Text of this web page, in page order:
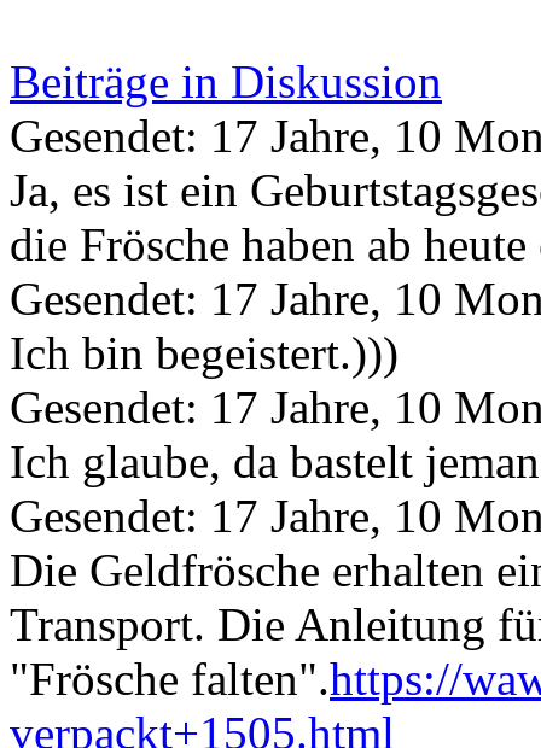
Beiträge in Diskussion
Gesendet: 17 Jahre, 10
Ja, es ist ein
die Frösche haben ab
Gesendet: 17 Jahre, 10
Ich bin begeistert.)))
Gesendet: 17 Jahre, 10
Ich glaube, da bastelt
Gesendet: 17 Jahre, 10
Die Geldfrösche erhalten
Transport. Die Anleitung
"Frösche falten".https://
verpackt+1505.html